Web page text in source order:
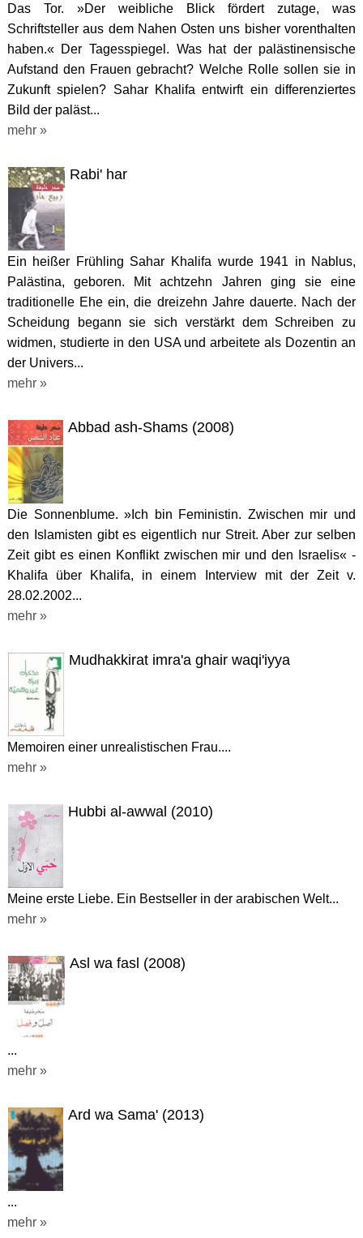
Das Tor. »Der weibliche Blick fördert zutage, was
Schriftsteller aus dem Nahen Osten uns bisher vorenthalten
haben.« Der Tagesspiegel. Was hat der palästinensische
Aufstand den Frauen gebracht? Welche Rolle sollen sie in
Zukunft spielen? Sahar Khalifa entwirft ein differenziertes
Bild der paläst...
mehr »
Rabi' har
Ein heißer Frühling Sahar Khalifa wurde 1941 in Nablus,
Palästina, geboren. Mit achtzehn Jahren ging sie eine
traditionelle Ehe ein, die dreizehn Jahre dauerte. Nach der
Scheidung begann sie sich verstärkt dem Schreiben zu
widmen, studierte in den USA und arbeitete als Dozentin an
der Univers...
mehr »
Abbad ash-Shams (2008)
Die Sonnenblume. »Ich bin Feministin. Zwischen mir und
den Islamisten gibt es eigentlich nur Streit. Aber zur selben
Zeit gibt es einen Konflikt zwischen mir und den Israelis« -
Khalifa über Khalifa, in einem Interview mit der Zeit v.
28.02.2002...
mehr »
Mudhakkirat imra'a ghair waqi'iyya
Memoiren einer unrealistischen Frau....
mehr »
Hubbi al-awwal (2010)
Meine erste Liebe. Ein Bestseller in der arabischen Welt...
mehr »
Asl wa fasl (2008)
...
mehr »
Ard wa Sama' (2013)
...
mehr »